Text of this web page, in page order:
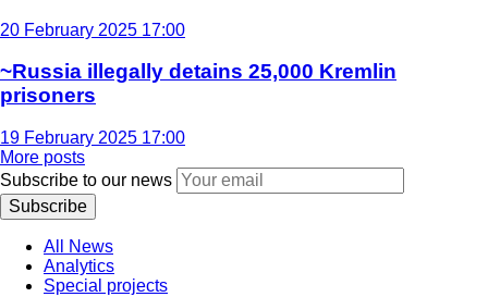
20 February 2025 17:00
~Russia illegally detains 25,000 Kremlin
prisoners
19 February 2025 17:00
More posts
Subscribe to our news
Subscribe
All News
Analytics
Special projects